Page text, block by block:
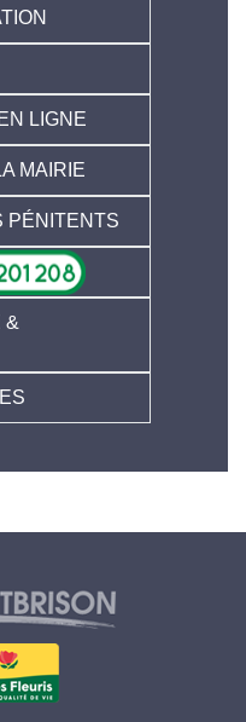
LIGNE
MAIRIE
PÉNITENTS
&